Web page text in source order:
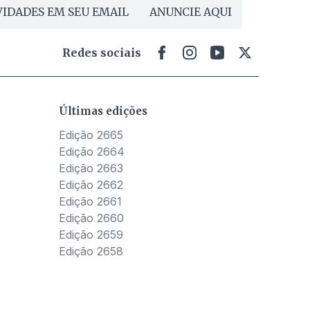
EM SEU EMAIL ANUNCIE AQUI
Redes sociais
Últimas edições
Edição 2665
Edição 2664
Edição 2663
Edição 2662
Edição 2661
Edição 2660
Edição 2659
Edição 2658